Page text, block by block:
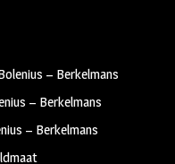
– Berkelmans
– Berkelmans
– Berkelmans